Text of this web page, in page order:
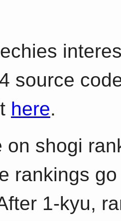
source
here.
on shogi
rankings
1-kyu,